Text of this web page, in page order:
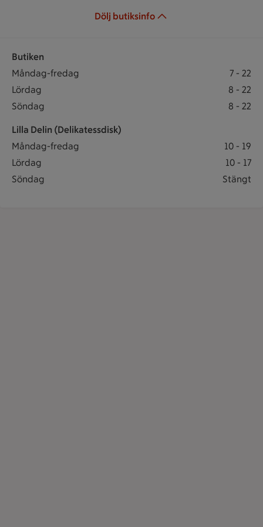
Dölj butiksinfo
Butiken
Butiken öppet: Måndag-fredag 7 till 22
Måndag-fredag 7 - 22
Butiken öppet: Lördag 8 till 22
Lördag 8 - 22
Butiken öppet: Söndag 8 till 22
Söndag 8 - 22
Lilla Delin (Delikatessdisk)
Lilla Delin (Delikatessdisk) öppet: Måndag-fredag 10 till 19
Måndag-fredag 10 - 19
Lilla Delin (Delikatessdisk) öppet: Lördag 10 till 17
Lördag 10 - 17
Lilla Delin (Delikatessdisk) stängt Söndag
Söndag Stängt